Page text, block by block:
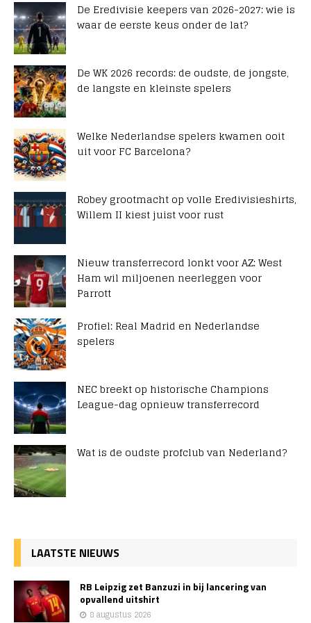
De Eredivisie keepers van 2026-2027: wie is
waar de eerste keus onder de lat?
De WK 2026 records: de oudste, de jongste,
de langste en kleinste spelers
Welke Nederlandse spelers kwamen ooit
uit voor FC Barcelona?
Robey grootmacht op volle Eredivisieshirts,
Willem II kiest juist voor rust
Nieuw transferrecord lonkt voor AZ: West
Ham wil miljoenen neerleggen voor
Parrott
Profiel: Real Madrid en Nederlandse
spelers
NEC breekt op historische Champions
League-dag opnieuw transferrecord
Wat is de oudste profclub van Nederland?
LAATSTE NIEUWS
RB Leipzig zet Banzuzi in bij lancering van
opvallend uitshirt
8 augustus 2026